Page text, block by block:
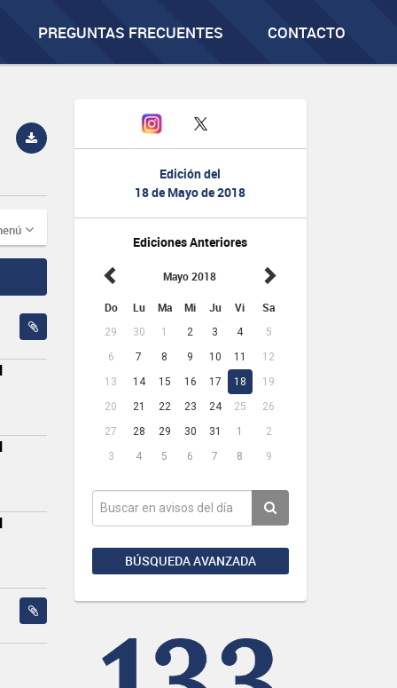
PREGUNTAS FRECUENTES CONTACTO
Edición del
18 de Mayo de 2018
Ediciones Anteriores
Mayo 2018
Do Lu Ma Mi Ju Vi Sa
29 30 1 2 3 4
5
6
7 8 9 10 11
12
13
14 15 16 17 18
19
20
21 22 23 24 25
26
27
28 29 30 31 1
2
3
4 5 6 7 8 9
BÚSQUEDA AVANZADA